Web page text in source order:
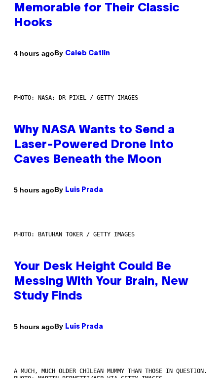
Memorable for Their Classic
Hooks
4 hours agoBy Caleb Catlin
PHOTO: NASA; DR PIXEL / GETTY IMAGES
Why NASA Wants to Send a
Laser-Powered Drone Into
Caves Beneath the Moon
5 hours agoBy Luis Prada
PHOTO: BATUHAN TOKER / GETTY IMAGES
Your Desk Height Could Be
Messing With Your Brain, New
Study Finds
5 hours agoBy Luis Prada
A MUCH, MUCH OLDER CHILEAN MUMMY THAN THOSE IN QUESTION.